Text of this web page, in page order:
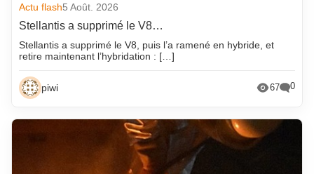
Actu flash5 Août. 2026
Stellantis a supprimé le V8…
Stellantis a supprimé le V8, puis l’a ramené en hybride, et
retire maintenant l’hybridation : […]
piwi 67 0